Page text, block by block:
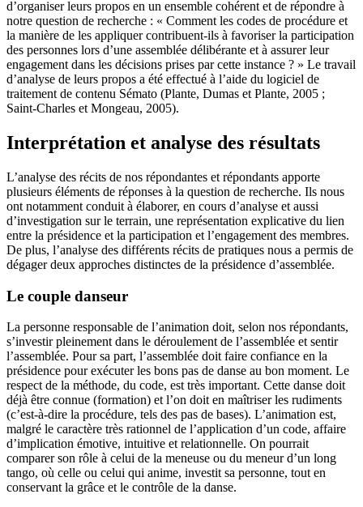
d’organiser leurs propos en un ensemble cohérent et de répondre à
notre question de recherche : « Comment les codes de procédure et
la manière de les appliquer contribuent-ils à favoriser la participation
des personnes lors d’une assemblée délibérante et à assurer leur
engagement dans les décisions prises par cette instance ? » Le travail
d’analyse de leurs propos a été effectué à l’aide du logiciel de
traitement de contenu Sémato (Plante, Dumas et Plante, 2005 ;
Saint-Charles et Mongeau, 2005).
Interprétation et analyse des résultats
L’analyse des récits de nos répondantes et répondants apporte
plusieurs éléments de réponses à la question de recherche. Ils nous
ont notamment conduit à élaborer, en cours d’analyse et aussi
d’investigation sur le terrain, une représentation explicative du lien
entre la présidence et la participation et l’engagement des membres.
De plus, l’analyse des différents récits de pratiques nous a permis de
dégager deux approches distinctes de la présidence d’assemblée.
Le couple danseur
La personne responsable de l’animation doit, selon nos répondants,
s’investir pleinement dans le déroulement de l’assemblée et sentir
l’assemblée. Pour sa part, l’assemblée doit faire confiance en la
présidence pour exécuter les bons pas de danse au bon moment. Le
respect de la méthode, du code, est très important. Cette danse doit
déjà être connue (formation) et l’on doit en maîtriser les rudiments
(c’est-à-dire la procédure, tels des pas de bases). L’animation est,
malgré le caractère très rationnel de l’application d’un code, affaire
d’implication émotive, intuitive et relationnelle. On pourrait
comparer son rôle à celui de la meneuse ou du meneur d’un long
tango, où celle ou celui qui anime, investit sa personne, tout en
conservant la grâce et le contrôle de la danse.